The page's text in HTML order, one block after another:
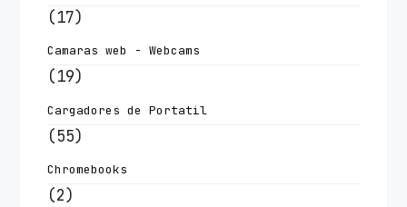
(17)
Camaras web - Webcams
(19)
Cargadores de Portatil
(55)
Chromebooks
(2)